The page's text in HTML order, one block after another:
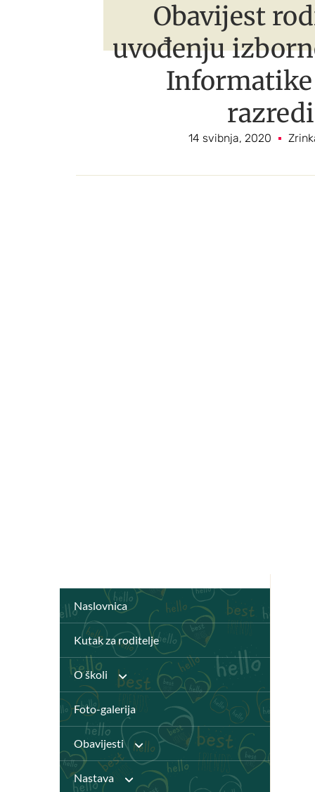
Obavijest
uvođenju
14 svibnja, 2020
Naslovnica
Kutak za roditelje
O školi
Anž Frankopan
Knjižnica
Foto-galerija
Obavijesti
Javni pozivi
Nastava